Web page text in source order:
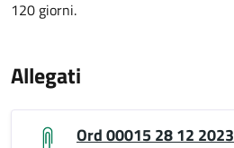
120 giorni.
Allegati
Ord 00015 28 12 2023